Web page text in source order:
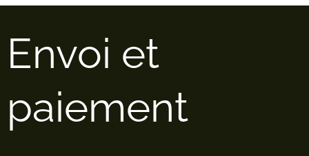
Envoi et
paiement